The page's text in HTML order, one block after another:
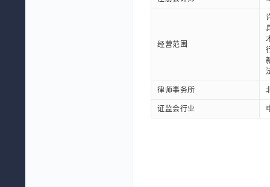
经营范围
律师事务所
证监会行业